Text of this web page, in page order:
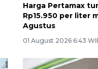
Harga Pertamax
Rp15.950 per liter
Agustus
01 August 2026 6:43